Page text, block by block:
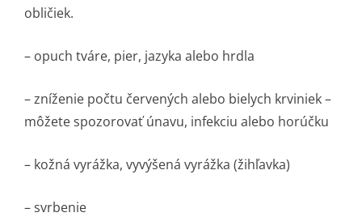
obličiek.
– opuch tváre, pier, jazyka alebo hrdla
– zníženie počtu červených alebo bielych krviniek –
môžete spozorovať únavu, infekciu alebo horúčku
– kožná vyrážka, vyvýšená vyrážka (žihľavka)
– svrbenie